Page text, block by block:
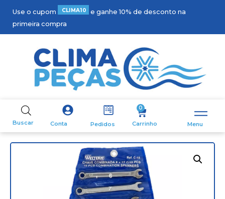
Use o cupom CLIMA10
e ganhe 10% de desconto na
primeira compra
Buscar Conta Pedidos
0
Carrinho Menu